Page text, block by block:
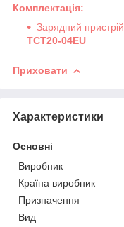
Комплектація:
Зарядний пристрій
TCT20-04EU
Приховати
Характеристики
Основні
Виробник
Країна виробник
Призначення
Вид